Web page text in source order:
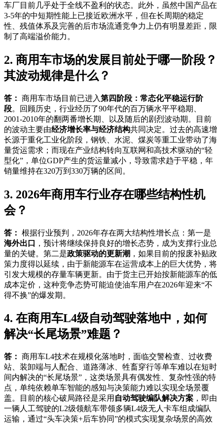
车厂目前几乎处于全线不盈利的状态。此外，虽然中国产品在
3-5年的中短期性能上已接近欧洲水平，但在长周期的稳定
性、残值体系及完善的后市场流通竞争力上仍有明显差距，限
制了高端溢价能力。
2. 商用车市场的发展目前处于哪一阶段？
其波动规律是什么？
答： 商用车市场目前已进入第四阶段：常态化平稳运行阶
段。回顾历史，行业经历了90年代的百万辆水平平稳期、
2001-2010年的翻两番增长期、以及随后的剧烈波动期。目前
的波动主要由经济增长率与经济结构共同决定。过去的高速增
长源于重化工业化阶段，钢铁、水泥、煤炭等重工业带动了海
量货运需求；而现在产业结构转向互联网和高技术驱动的“轻
型化”，单位GDP产生的货运量减小，导致需求趋于平稳，年
销量维持在320万到330万辆的区间。
3. 2026年商用车行业存在哪些结构性机
会？
答： 根据行业预判，2026年存在两大结构性增长点：第一是
海外出口
，预计将继续保持良好的增长态势，成为支撑行业总
量的关键。第二是政策驱动的更新潮 ，如果目前的报废补贴政
策力度得以延续，由于新能源车在运营成本上的巨大优势，将
引发大规模的存量车辆更新。由于货主已开始按新能源车的低
成本定价，这种竞争态势可能迫使油车用户在2026年迎来“不
得不换”的爆发期。
4. 在商用车L4级自动驾驶落地中，如何
解决“长尾场景”难题？
答： 商用车L4技术在规模化落地时，面临交警检查、过收费
站、装卸端与人配合、道路薄冰、牲畜穿行等单车难以在短时
间内解决的“长尾场景”，这类场景具有偶发性、复杂性强的特
点，单纯依赖单车智能的感知与决策能力难以实现全场景覆
盖。目前的核心破局路径是采用 自动驾驶编队解决方案 ，即由
一辆人工驾驶的L2级领航车带领多辆L4级无人卡车组成编队
运输，通过“头车决策+后车协同”的模式实现复杂场景的高效